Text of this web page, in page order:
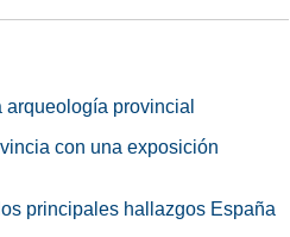
provincial
con una exposición
principales hallazgos España